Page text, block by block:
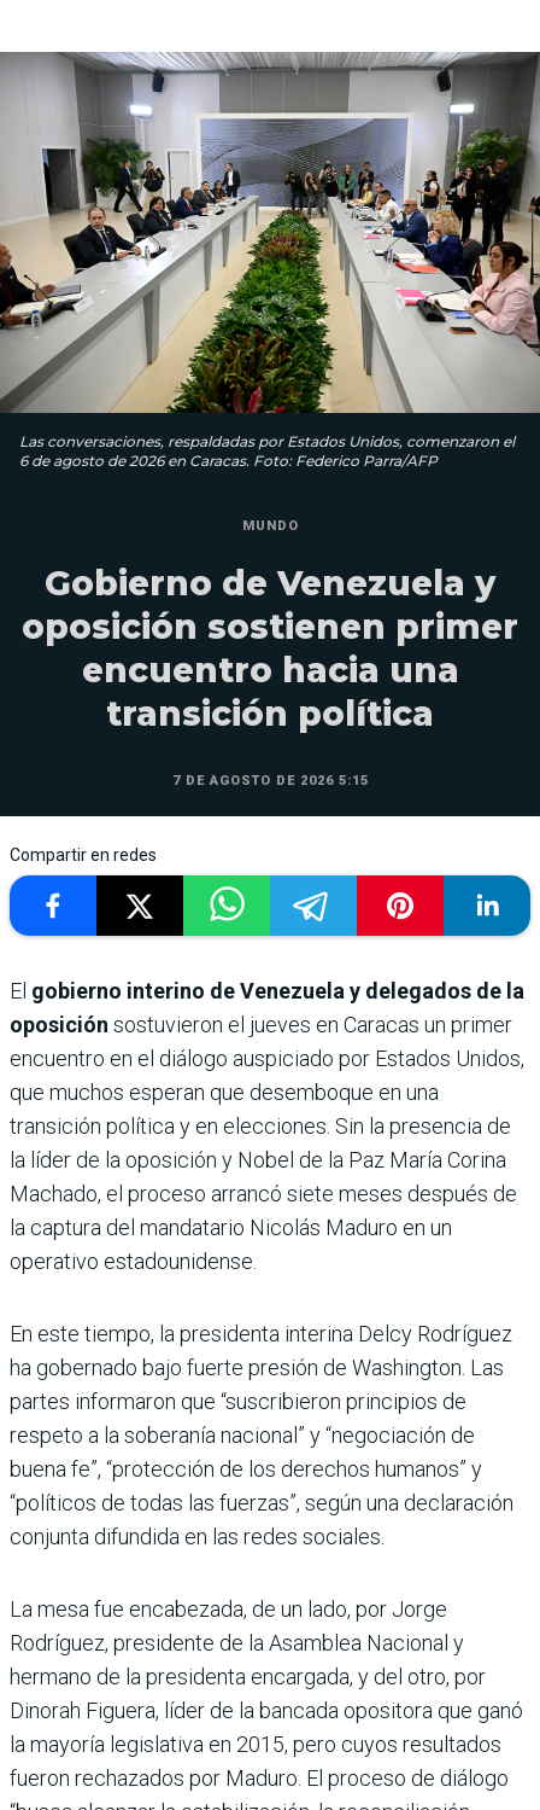
Las conversaciones, respaldadas por Estados Unidos, comenzaron el
6 de agosto de 2026 en Caracas. Foto: Federico Parra/AFP
MUNDO
Gobierno de Venezuela y
oposición sostienen primer
encuentro hacia una
transición política
7 DE AGOSTO DE 2026 5:15
Compartir en redes
El gobierno interino de Venezuela y delegados de la
oposición sostuvieron el jueves en Caracas un primer
encuentro en el diálogo auspiciado por Estados Unidos,
que muchos esperan que desemboque en una
transición política y en elecciones. Sin la presencia de
la líder de la oposición y Nobel de la Paz María Corina
Machado, el proceso arrancó siete meses después de
la captura del mandatario Nicolás Maduro en un
operativo estadounidense.
En este tiempo, la presidenta interina Delcy Rodríguez
ha gobernado bajo fuerte presión de Washington. Las
partes informaron que “suscribieron principios de
respeto a la soberanía nacional” y “negociación de
buena fe”, “protección de los derechos humanos” y
“políticos de todas las fuerzas”, según una declaración
conjunta difundida en las redes sociales.
La mesa fue encabezada, de un lado, por Jorge
Rodríguez, presidente de la Asamblea Nacional y
hermano de la presidenta encargada, y del otro, por
Dinorah Figuera, líder de la bancada opositora que ganó
la mayoría legislativa en 2015, pero cuyos resultados
fueron rechazados por Maduro. El proceso de diálogo